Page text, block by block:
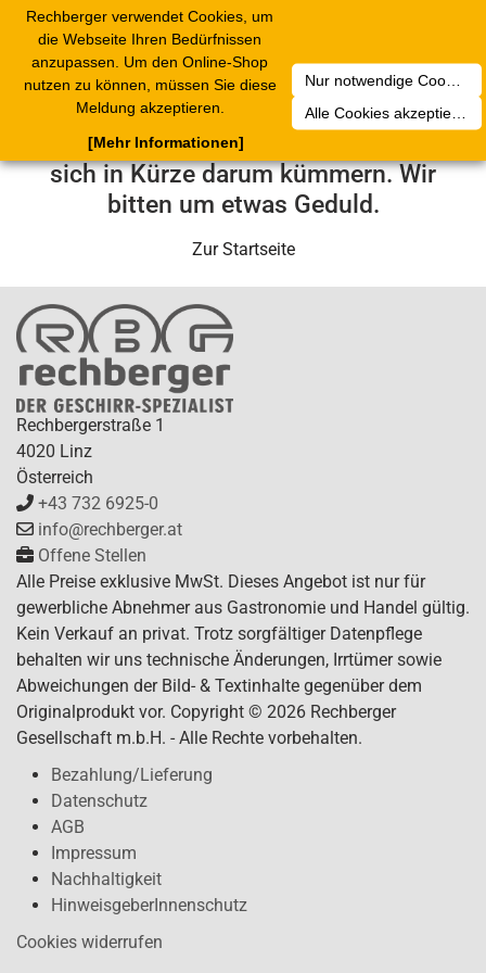
Rechberger verwendet Cookies, um
die Webseite Ihren Bedürfnissen
anzupassen. Um den Online-Shop
nutzen zu können, müssen Sie diese
Meldung akzeptieren.
Nur notwendige Cookies akzeptieren
Alle Cookies akzeptieren
[Mehr Informationen]
Leider ist ein technischer Fehler
aufgetreten. Unser Service-Team wird
sich in Kürze darum kümmern. Wir
bitten um etwas Geduld.
Zur Startseite
Rechbergerstraße 1
4020 Linz
Österreich
+43 732 6925-0
info@rechberger.at
Offene Stellen
Alle Preise exklusive MwSt. Dieses Angebot ist nur für
gewerbliche Abnehmer aus Gastronomie und Handel gültig.
Kein Verkauf an privat. Trotz sorgfältiger Datenpflege
behalten wir uns technische Änderungen, Irrtümer sowie
Abweichungen der Bild- & Textinhalte gegenüber dem
Originalprodukt vor. Copyright © 2026 Rechberger
Gesellschaft m.b.H. - Alle Rechte vorbehalten.
Bezahlung/Lieferung
Datenschutz
AGB
Impressum
Nachhaltigkeit
HinweisgeberInnenschutz
Cookies widerrufen